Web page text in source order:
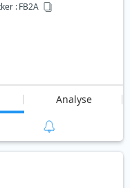
:FB2A
Analyse